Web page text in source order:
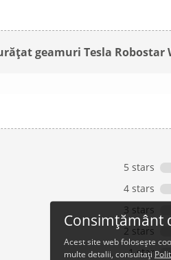
geamuri Tesla Robostar
5 stars
4 stars
3 stars
2 stars
1 star
Consimțământ
Acest site web folosește
multe detalii, consultați